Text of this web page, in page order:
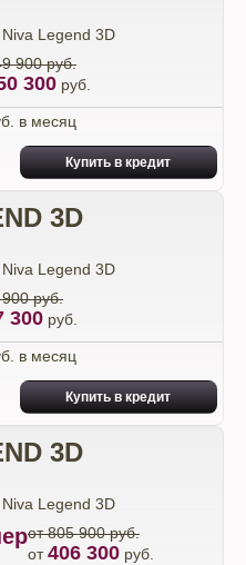
900 руб.
300 руб.
в месяц
Купить в кредит
3D
руб.
300 руб.
в месяц
Купить в кредит
3D
от 805 900 руб.
от406 300 руб.